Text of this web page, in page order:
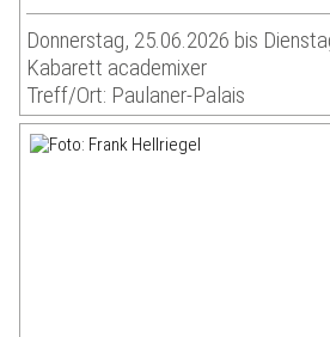
Donnerstag, 25.06.2026 bis
Kabarett academixer
Treff/Ort: Paulaner-Palais